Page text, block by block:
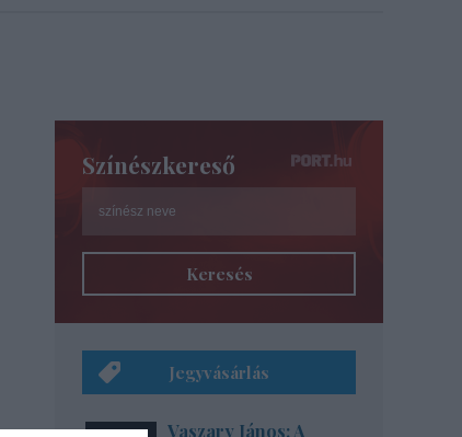
Színészkereső
Keresés
Jegyvásárlás
Vaszary János: A